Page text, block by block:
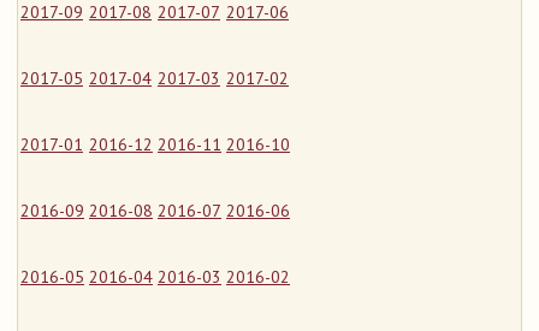
2017-09 2017-08 2017-07 2017-06
2017-05 2017-04 2017-03 2017-02
2017-01 2016-12 2016-11 2016-10
2016-09 2016-08 2016-07 2016-06
2016-05 2016-04 2016-03 2016-02